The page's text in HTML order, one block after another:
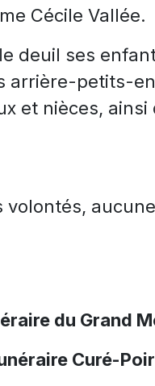
Cécile Vallée.
deuil ses
arrière-petits-
et nièces,
du Grand
Curé-